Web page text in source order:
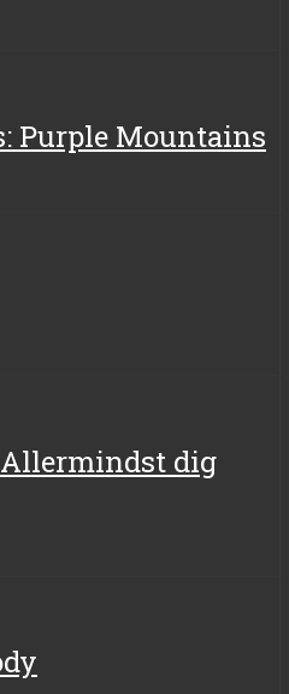
Purple Mountains
dig